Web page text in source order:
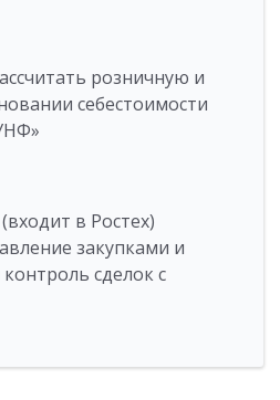
розничную и
себестоимости
в Ростех)
закупками и
сделок с